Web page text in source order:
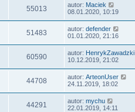
55013 autor: Maciek
08.01.2020, 10:19
51483 autor: defender
01.01.2020, 21:16
60590 autor: HenrykZawadzki
10.12.2019, 21:02
44708 autor: ArteonUser
24.11.2019, 18:02
44291 autor: mychu
22.01.2019, 14:11